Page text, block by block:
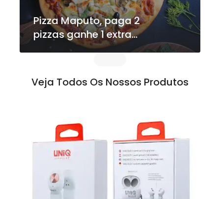
Pizza Maputo, paga 2
pizzas ganhe 1 extra
gratuita
Veja Todos Os Nossos Produtos